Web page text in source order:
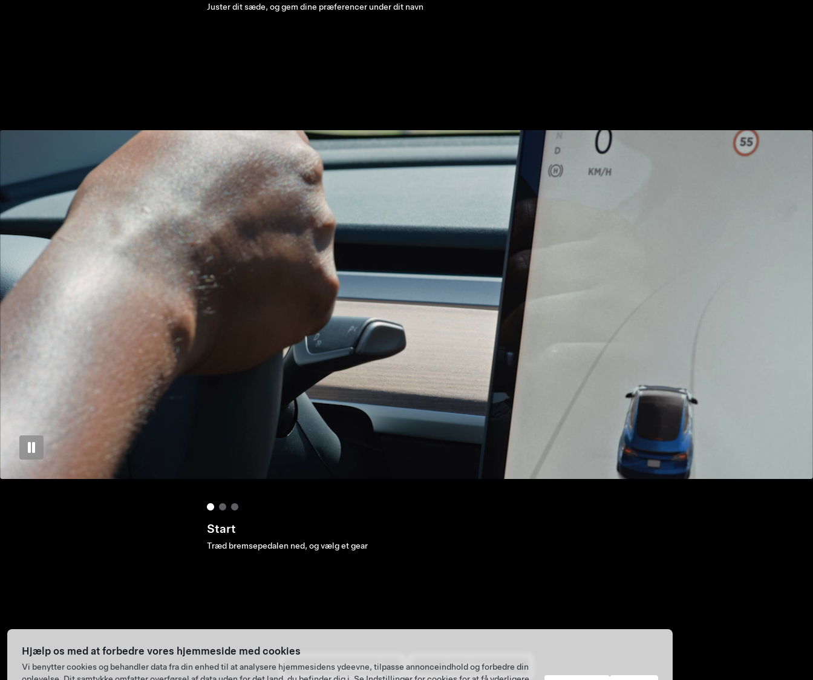
Åbn porten, indstil et starttidspunkt, indstil et sluttidspunkt og meget mere fra én samlet menu.
Autopilot
Træk ned to gange for Autostyring
Leveringsspørgsmål Køb tilbehør
Hjælp os med at forbedre vores hjemmeside med cookies
Vi benytter cookies og behandler data fra din enhed til at analysere hjemmesidens ydeevne, tilpasse annonceindhold og forbedre din